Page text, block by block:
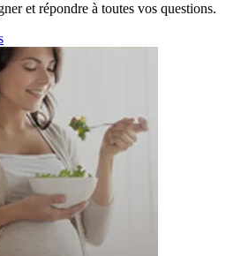
et répondre à toutes vos questions.